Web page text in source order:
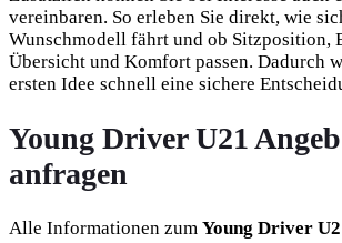
vereinbaren. So erleben Sie direkt, wie
Wunschmodell fährt und ob Sitzposition,
Übersicht und Komfort passen. Dadurch
ersten Idee schnell eine sichere
Young Driver U21
anfragen
Alle Informationen zum Young Driver